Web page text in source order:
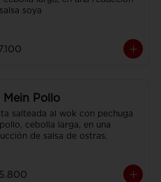
soya
Mein Pollo
salteada al wok con pechuga
cebolla larga, en una
de salsa de ostras.